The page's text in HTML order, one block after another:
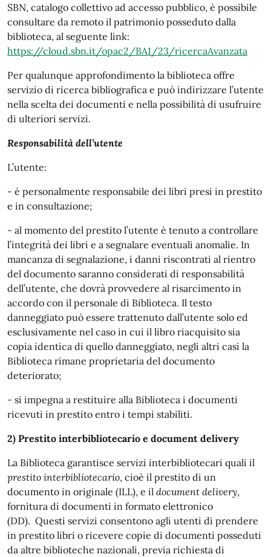
SBN, catalogo collettivo ad accesso pubblico, è possibile
consultare da remoto il patrimonio posseduto dalla
biblioteca, al seguente link:
https://cloud.sbn.it/opac2/BA1/23/ricercaAvanzata
Per qualunque approfondimento la biblioteca offre
servizio di ricerca bibliografica e può indirizzare l’utente
nella scelta dei documenti e nella possibilità di usufruire
di ulteriori servizi.
Responsabilità dell’utente
L’utente:
- è personalmente responsabile dei libri presi in prestito
e in consultazione;
- al momento del prestito l’utente è tenuto a controllare
l’integrità dei libri e a segnalare eventuali anomalie. In
mancanza di segnalazione, i danni riscontrati al rientro
del documento saranno considerati di responsabilità
dell’utente, che dovrà provvedere al risarcimento in
accordo con il personale di Biblioteca. Il testo
danneggiato può essere trattenuto dall’utente solo ed
esclusivamente nel caso in cui il libro riacquisito sia
copia identica di quello danneggiato, negli altri casi la
Biblioteca rimane proprietaria del documento
deteriorato;
- si impegna a restituire alla Biblioteca i documenti
ricevuti in prestito entro i tempi stabiliti.
2) Prestito interbibliotecario e document delivery
La Biblioteca garantisce servizi interbibliotecari quali il
prestito interbibliotecario, cioè il prestito di un
documento in originale (ILL), e il document delivery,
fornitura di documenti in formato elettronico
(DD). Questi servizi consentono agli utenti di prendere
in prestito libri o ricevere copie di documenti posseduti
da altre biblioteche nazionali, previa richiesta di